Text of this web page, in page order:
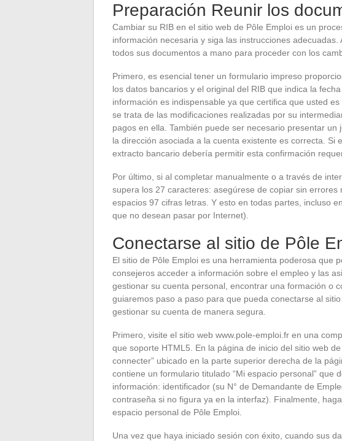
Preparación Reunir los
Cambiar su RIB en el sitio web de Pôle Emploi es un
información necesaria y siga las instrucciones
todos sus documentos a mano para proceder con los
Primero, es esencial tener un formulario impreso
los datos bancarios y el original del RIB que indica la
información es indispensable ya que certifica que usted
se trata de las modificaciones realizadas por su
pagos en ella. También puede ser necesario presentar
la dirección asociada a la cuenta existente es correcta. Si
extracto bancario debería permitir esta confirmación
Por último, si al completar manualmente o a través de
supera los 27 caracteres: asegúrese de copiar sin
espacios 97 cifras letras. Y esto en todas partes, incluso
que no desean pasar por Internet).
Conectarse al sitio de Pôle
El sitio de Pôle Emploi es una herramienta poderosa que
consejeros acceder a información sobre el empleo y las
gestionar su cuenta personal, encontrar una formación o
guiaremos paso a paso para que pueda conectarse al
gestionar su cuenta de manera segura.
Primero, visite el sitio web www.pole-emploi.fr en una
que soporte HTML5. En la página de inicio del sitio web
connecter” ubicado en la parte superior derecha de la
contiene un formulario titulado “Mi espacio personal” que
información: identificador (su N° de Demandante de
contraseña si no figura ya en la interfaz). Finalmente,
espacio personal de Pôle Emploi.
Una vez que haya iniciado sesión con éxito, cuando sus